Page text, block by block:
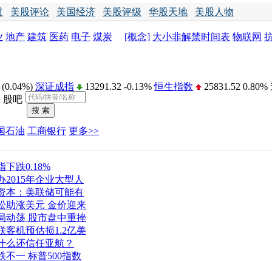
美股评论 美国经济 美股评级 华股天地 美股人物
地产 建筑 医药 电子 煤炭 [概念] 大小非解禁时间表 物联网
深证成指 13291.32 -0.13% 恒生指数 25831.52 0.80%
纽约黄金 1454.68 0.00%
股吧
石油 工商银行 更多>>
下跌0.18%
2015年企业大型人
本：美联储可能有
助涨美元 金价迎来
动荡 股市盘中重挫
客机预估损1.2亿美
么还信任亚航？
不一 标普500指数